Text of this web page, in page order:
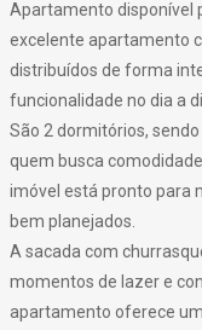
Apartamento disponível
excelente apartamento
distribuídos de forma
funcionalidade no dia a
São 2 dormitórios,
quem busca
imóvel está pronto para
bem planejados.
A sacada com
momentos de lazer e
apartamento oferece